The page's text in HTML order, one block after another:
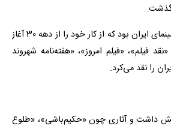
نوری از منتقدین مطرح سینمای ایران بود که از کار خود را از دهه 30 آغاز
فیلم»، «فیلم امروز»، «هفته‌نامه شهروند
را نقد می‌کرد.
داشت و آثاری چون «حکیم‌باشی»، «طلوع